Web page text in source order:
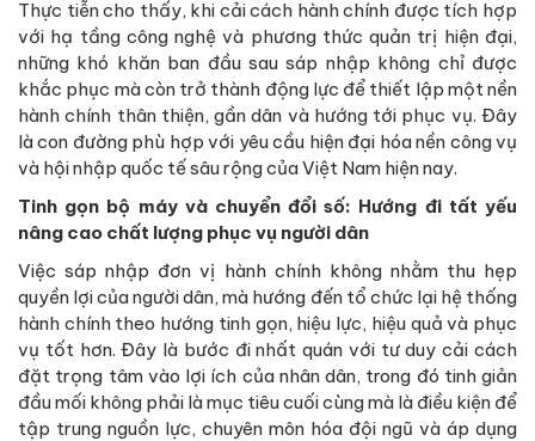
Thực tiễn cho thấy, khi cải cách hành chính được tích hợp
với hạ tầng công nghệ và phương thức quản trị hiện đại,
những khó khăn ban đầu sau sáp nhập không chỉ được
khắc phục mà còn trở thành động lực để thiết lập một nền
hành chính thân thiện, gần dân và hướng tới phục vụ. Đây
là con đường phù hợp với yêu cầu hiện đại hóa nền công vụ
và hội nhập quốc tế sâu rộng của Việt Nam hiện nay.
Tinh gọn bộ máy và chuyển đổi số: Hướng đi tất yếu
nâng cao chất lượng phục vụ người dân
Việc sáp nhập đơn vị hành chính không nhằm thu hẹp
quyền lợi của người dân, mà hướng đến tổ chức lại hệ thống
hành chính theo hướng tinh gọn, hiệu lực, hiệu quả và phục
vụ tốt hơn. Đây là bước đi nhất quán với tư duy cải cách
đặt trọng tâm vào lợi ích của nhân dân, trong đó tinh giản
đầu mối không phải là mục tiêu cuối cùng mà là điều kiện để
tập trung nguồn lực, chuyên môn hóa đội ngũ và áp dụng